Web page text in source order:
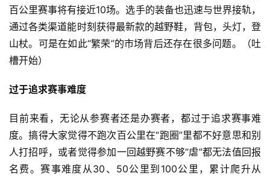
百公里赛事将有接近10场。选手的装备也迅速与世界接轨，
通过各类渠道能时刻获得最新款的越野鞋，背包，头灯，登
山杖。可是在如此“繁荣”的市场背后还存在很多问题。（吐
槽开始）
过于追求赛事难度
目前来看，无论从参赛者还是办赛者，都过于追求赛事难
度。搞得大家觉得不跑次百公里在“跑圈”里都不好意思和别
人打招呼，或者觉得参加一回越野赛不够“虐”都无法值回报
名费。赛事难度从30、50公里到100公里，累计爬升从